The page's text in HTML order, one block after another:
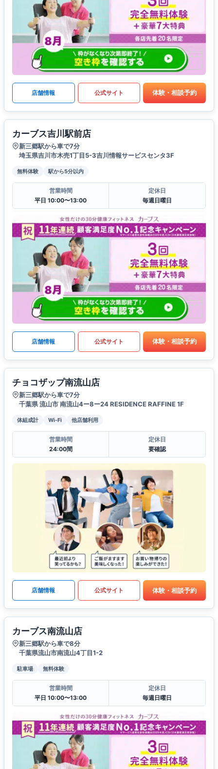
店舗情報 公式サイト 体験・相談予約
カーブス吉川駅前店
新三郷駅から車で7分
埼玉県吉川市木売1丁目5-3吉川情報サービスセンタ3F
無料体験 駅から5分以内
営業時間
平日 10:00〜13:00
定休日
毎週日曜日
店舗情報 公式サイト 体験・相談予約
チョコザップ南流山店
新三郷駅から車で7分
千葉県 流山市 南流山4ー8ー24 RESIDENCE RAFFINE 1F
体組成計 Wi-Fi 他店舗利用
営業時間
24:00間
定休日
要確認
店舗情報 公式サイト 体験・相談予約
カーブス南流山店
新三郷駅から車で8分
千葉県流山市南流山4丁目1-2
駐車場 無料体験
営業時間
平日 10:00〜13:00
定休日
毎週日曜日